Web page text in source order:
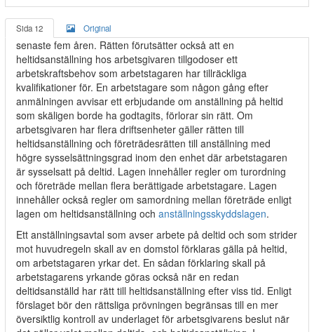
Sida 12 Original
senaste fem åren. Rätten förutsätter också att en
heltidsanställning hos arbetsgivaren tillgodoser ett
arbetskraftsbehov som arbetstagaren har tillräckliga
kvalifikationer för. En arbetstagare som någon gång efter
anmälningen avvisar ett erbjudande om anställning på heltid
som skäligen borde ha godtagits, förlorar sin rätt. Om
arbetsgivaren har flera driftsenheter gäller rätten till
heltidsanställning och företrädesrätten till anställning med
högre sysselsättningsgrad inom den enhet där arbetstagaren
är sysselsatt på deltid. Lagen innehåller regler om turordning
och företräde mellan flera berättigade arbetstagare. Lagen
innehåller också regler om samordning mellan företräde enligt
lagen om heltidsanställning och anställningsskyddslagen.
Ett anställningsavtal som avser arbete på deltid och som strider
mot huvudregeln skall av en domstol förklaras gälla på heltid,
om arbetstagaren yrkar det. En sådan förklaring skall på
arbetstagarens yrkande göras också när en redan
deltidsanställd har rätt till heltidsanställning efter viss tid. Enligt
förslaget bör den rättsliga prövningen begränsas till en mer
översiktlig kontroll av underlaget för arbetsgivarens beslut när